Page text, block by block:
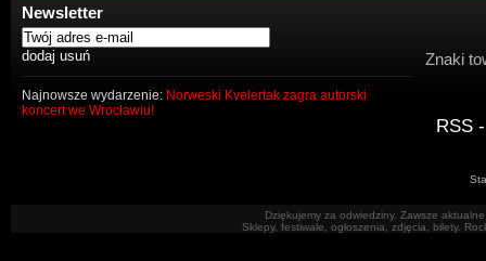
Newsletter
Najnowsze wydarzenie: Norweski Kvelertak zagra autorski
koncert we Wrocławiu!
Znaki
RSS
Dziękujemy za odwiedziny. Zawsze
Sklepy, festiwale, ogłoszenia, zdjęcia, bilety.